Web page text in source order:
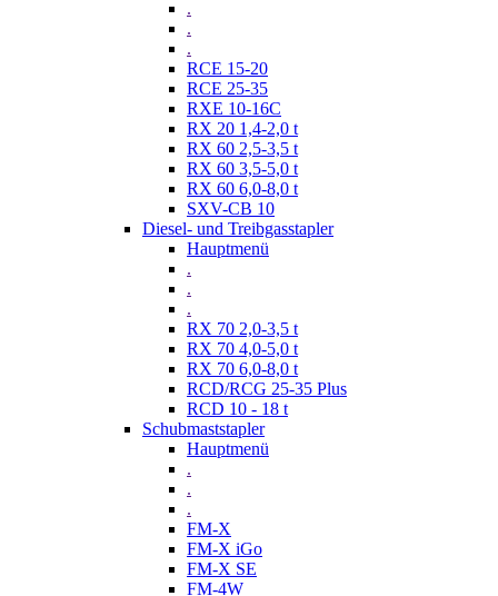
.
.
.
RCE 15-20
RCE 25-35
RXE 10-16C
RX 20 1,4-2,0 t
RX 60 2,5-3,5 t
RX 60 3,5-5,0 t
RX 60 6,0-8,0 t
SXV-CB 10
Diesel- und Treibgasstapler
Hauptmenü
.
.
.
RX 70 2,0-3,5 t
RX 70 4,0-5,0 t
RX 70 6,0-8,0 t
RCD/RCG 25-35 Plus
RCD 10 - 18 t
Schubmaststapler
Hauptmenü
.
.
.
FM-X
FM-X iGo
FM-X SE
FM-4W